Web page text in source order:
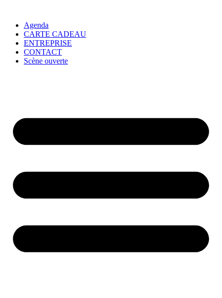
Agenda
CARTE CADEAU
ENTREPRISE
CONTACT
Scène ouverte